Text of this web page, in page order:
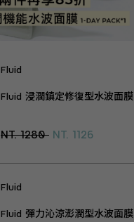
Fluid
Fluid 浸潤鎮定修復型水波面膜
NT. 1280 NT. 1126
Fluid
Fluid 彈力沁涼澎潤型水波面膜